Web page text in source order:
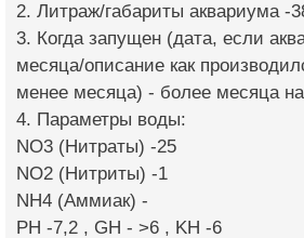
2. Литраж/габариты аквариума -
3. Когда запущен (дата, если
месяца/описание как
менее месяца) - более месяца
4. Параметры воды:
NO3 (Нитраты) -25
NO2 (Нитриты) -1
NH4 (Аммиак) -
PH -7,2 , GH - >6 , KH -6